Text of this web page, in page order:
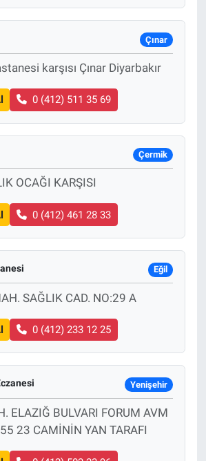
Çınar
karşısı Çınar Diyarbakır
0 (412) 511 35 69
Çermik
OCAĞI KARŞISI
0 (412) 461 28 33
Eğil
SAĞLIK CAD. NO:29 A
0 (412) 233 12 25
Yenişehir
ELAZIĞ BULVARI FORUM AVM
23 CAMİNİN YAN TARAFI